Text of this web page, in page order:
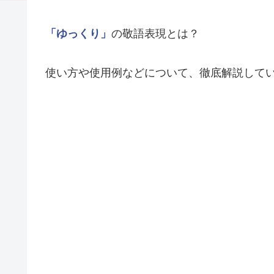
「ゆっくり」 の敬語表現とは？
使い方や使用例などについて、徹底解説して